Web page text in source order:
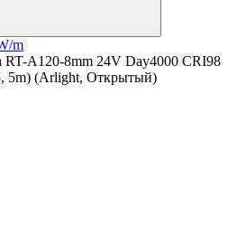
m
RT-A120-8mm 24V Day4000 CRI98
5m) (Arlight, Открытый)